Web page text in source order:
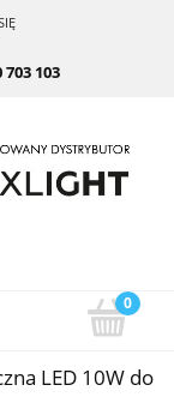
703 103
LED 10W do